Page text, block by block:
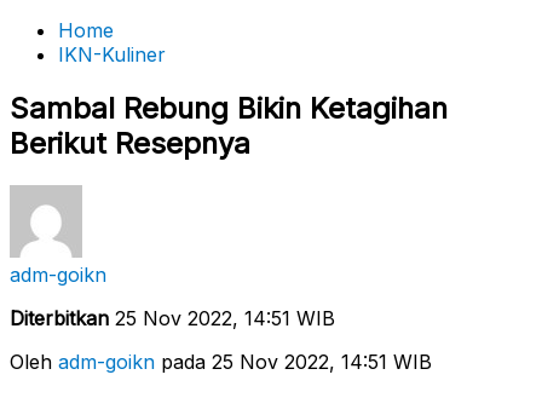
Home
IKN-Kuliner
Sambal Rebung Bikin Ketagihan
Berikut Resepnya
adm-goikn
Diterbitkan 25 Nov 2022, 14:51 WIB
Oleh adm-goikn pada 25 Nov 2022, 14:51 WIB